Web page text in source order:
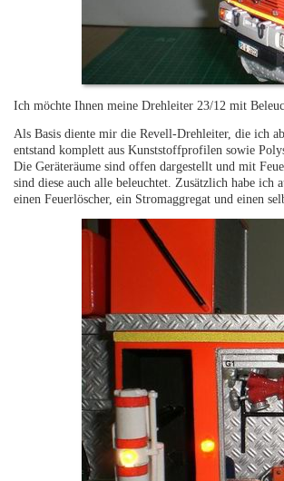
Ich möchte Ihnen meine Drehleiter 23/12 mit
Als Basis diente mir die Revell-Drehleiter, die ich
entstand komplett aus Kunststoffprofilen sowie
Die Geräteräume sind offen dargestellt und mit
sind diese auch alle beleuchtet. Zusätzlich habe ich
einen Feuerlöscher, ein Stromaggregat und einen